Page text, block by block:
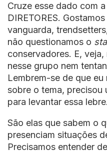
Cruze esse dado com
DIRETORES.
vanguarda,
não questionamos o
conservadores. E,
nesse grupo nem
Lembrem-se de que
sobre o tema, precisou
para levantar essa lebre.
São elas que sabem o
presenciam situações
Precisamos entender